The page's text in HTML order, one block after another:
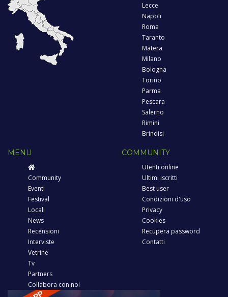
Lecce
Napoli
Roma
Taranto
Matera
Milano
Bologna
Torino
Parma
Pescara
Salerno
Rimini
Brindisi
MENU
Community
Eventi
Festival
Locali
News
Recensioni
Interviste
Vetrine
Tv
Partners
Collabora con noi
COMMUNITY
Utenti online
Ultimi iscritti
Best user
Condizioni d'uso
Privacy
Cookies
Recupera password
Contatti